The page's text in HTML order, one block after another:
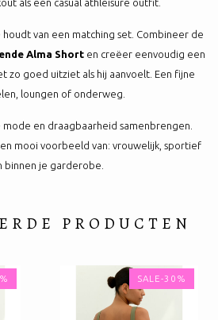
als een casual athleisure outfit.
van een matching set. Combineer de
Alma Short en creëer eenvoudig een
zo goed uitziet als hij aanvoelt. Een fijne
loungen of onderweg.
mode en draagbaarheid samenbrengen.
mooi voorbeeld van: vrouwelijk, sportief
binnen je garderobe.
PRODUCTEN
SALE-30%